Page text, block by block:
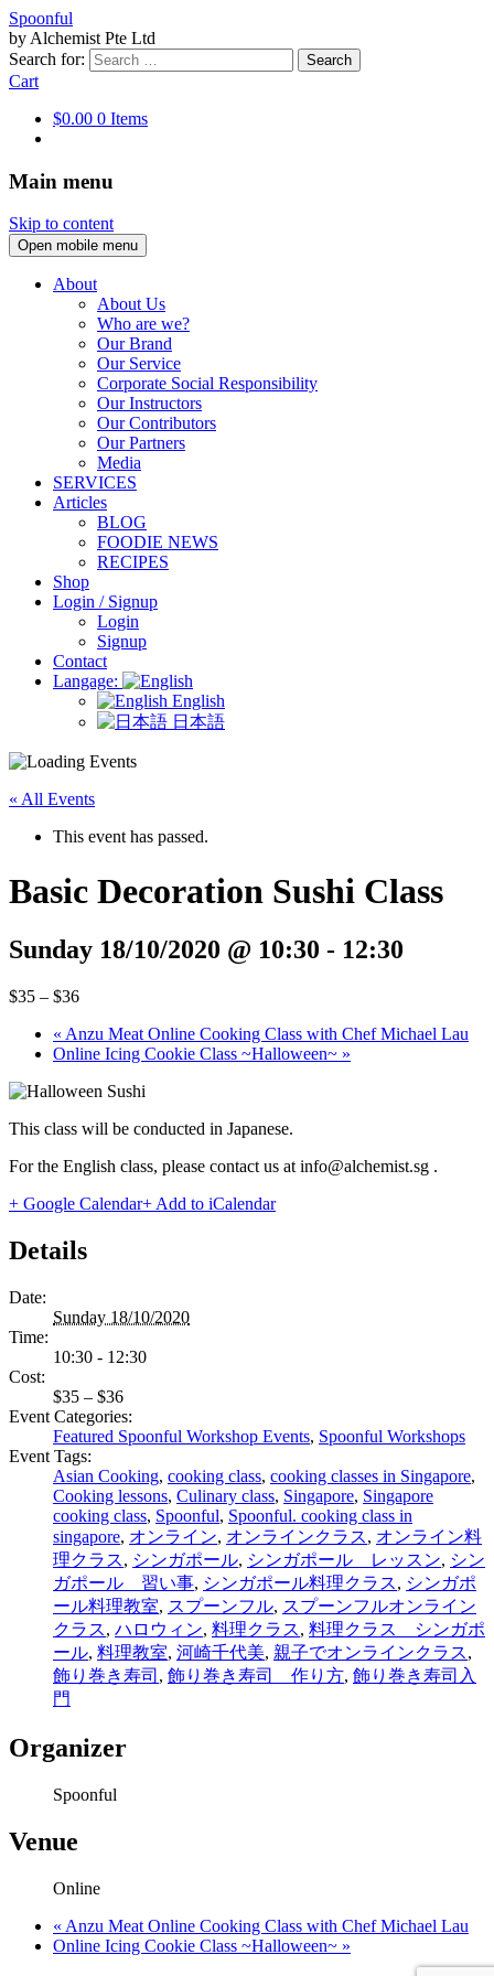
Spoonful
by Alchemist Pte Ltd
Search for:
Cart
$0.00 0 Items
Main menu
Skip to content
Open mobile menu
About
About Us
Who are we?
Our Brand
Our Service
Corporate Social Responsibility
Our Instructors
Our Contributors
Our Partners
Media
SERVICES
Articles
BLOG
FOODIE NEWS
RECIPES
Shop
Login / Signup
Login
Signup
Contact
Langage:
English
日本語
« All Events
This event has passed.
Basic Decoration Sushi Class
Sunday 18/10/2020 @ 10:30 - 12:30
$35 – $36
« Anzu Meat Online Cooking Class with Chef Michael Lau
Online Icing Cookie Class ~Halloween~ »
This class will be conducted in Japanese.
For the English class, please contact us at info@alchemist.sg .
+ Google Calendar+ Add to iCalendar
Details
Date:
Sunday 18/10/2020
Time:
10:30 - 12:30
Cost:
$35 – $36
Event Categories:
Featured Spoonful Workshop Events, Spoonful Workshops
Event Tags:
Asian Cooking, cooking class, cooking classes in Singapore,
Cooking lessons, Culinary class, Singapore, Singapore
cooking class, Spoonful, Spoonful. cooking class in
singapore, オンライン, オンラインクラス, オンライン料
理クラス, シンガポール, シンガポール レッスン, シン
ガポール 習い事, シンガポール料理クラス, シンガポ
ール料理教室, スプーンフル, スプーンフルオンライン
クラス, ハロウィン, 料理クラス, 料理クラス シンガポ
ール, 料理教室, 河崎千代美, 親子でオンラインクラス,
飾り巻き寿司 , 飾り巻き寿司 作り方, 飾り巻き寿司入
門
Organizer
Spoonful
Venue
Online
« Anzu Meat Online Cooking Class with Chef Michael Lau
Online Icing Cookie Class ~Halloween~ »